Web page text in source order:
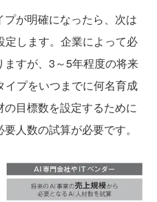
が明確になったら、次は
定します。企業によって必
すが、3～5年程度の将来
イプをいつまでに何名育成
目標数を設定するために
人数の試算が必要です。